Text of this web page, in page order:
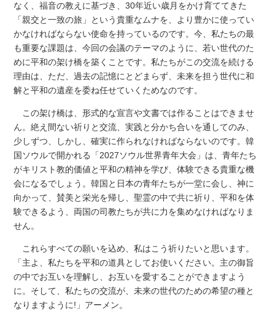
なく、福音の教えに基づき、30年近い歳月をかけ育ててきた
「親交と一致の旅」という貴重なムナを、より豊かに使ってい
かなければならない使命を持っているのです。今、私たちの最
も重要な課題は、今回の会議のテーマのように、若い世代のた
めに平和の架け橋を築くことです。私たちがこの交流を続ける
理由は、ただ、過去の記憶にとどまらず、未来を担う世代に和
解と平和の遺産を委ね任せていくためなのです。
この架け橋は、形式的な宣言や文書では作ることはできませ
ん。絶え間ない祈りと交流、実践と分かち合いを通してのみ、
少しずつ、しかし、確実に作られなければならないのです。韓
国ソウルで開かれる「2027ソウル世界青年大会」は、青年たち
がキリスト教的価値と平和の精神を学び、体験できる貴重な機
会になるでしょう。韓国と日本の青年たちが一堂に会し、神に
向かって、賛美と栄光を帰し、聖霊の中で共に祈り、平和を体
験できるよう、両国の司教たちが共に力を集めなければなりま
せん。
これらすべての願いを込め、私はこう祈りたいと思います。
「主よ、私たちを平和の道具としてお使いください。主の御旨
の中でお互いを理解し、お互いを愛することができますよう
に。そして、私たちの交流が、未来の世代のための希望の種と
なりますように!」アーメン。